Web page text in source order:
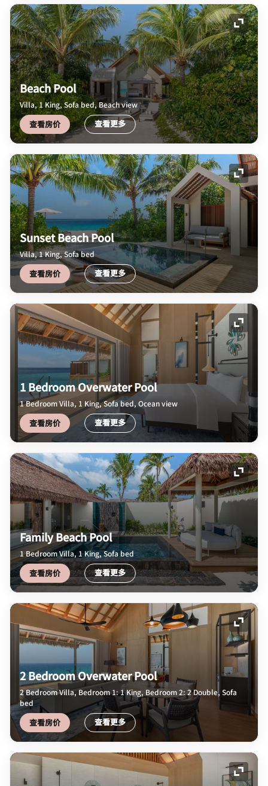
展开
Beach Pool
Villa, 1 King, Sofa bed, Beach view
查看房价 查看更多
展开
Sunset Beach Pool
Villa, 1 King, Sofa bed
查看房价 查看更多
展开
1 Bedroom Overwater Pool
1 Bedroom Villa, 1 King, Sofa bed, Ocean view
查看房价 查看更多
展开
Family Beach Pool
1 Bedroom Villa, 1 King, Sofa bed
查看房价 查看更多
展开
2 Bedroom Overwater Pool
2 Bedroom Villa, Bedroom 1: 1 King, Bedroom 2: 2 Double, Sofa
bed
查看房价 查看更多
展开